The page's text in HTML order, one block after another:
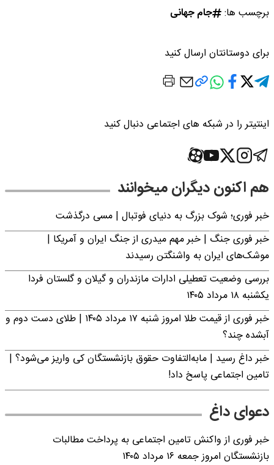
برچسب ها: جام جهانی
برای دوستانتان ارسال کنید
اینتیتر را در شبکه های اجتماعی دنبال کنید
هم اکنون دیگران میخوانند
خبر فوری؛‌ شوک بزرگ به دنیای فوتبال | مسی درگذشت
خبر فوری جنگ | خبر مهم میدری از جنگ ایران و آمریکا |
موشک‌های ایران به واشنگتن رسیدند
بررسی وضعیت تعطیلی ادارات مازندران و گیلان و گلستان فردا
یکشنبه ۱۸ مرداد ۱۴۰۵
خبر فوری از قیمت طلا امروز شنبه ۱۷ مرداد ۱۴۰۵ | طلای دست دوم و
آبشده چند؟
خبر داغ رسید | مابه‌التفاوت حقوق بازنشستگان کی واریز می‌شود؟ |
تامین اجتماعی پاسخ داد!
دعوای داغ
خبر فوری از واکنش تامین اجتماعی به پرداخت مطالبات
بازنشستگان امروز جمعه ۱۶ مرداد ۱۴۰۵